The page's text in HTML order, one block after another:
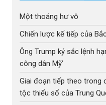
Một thoáng hư vô
Chiến lược kế tiếp của
Ông Trump ký sắc lệnh
công dân Mỹ’
Giai đoạn tiếp theo trong
tộc thiểu số của Trung